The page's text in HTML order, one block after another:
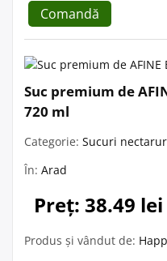
Comandă
Suc premium de
720 ml
Categorie: Sucuri
În: Arad
Preț: 38.49 lei
Produs și vândut de: